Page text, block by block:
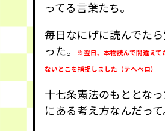
ってる言葉たち。
毎日なにげに読んでた
った。
※翌日、本物読んで間違えて
ないとこを捕捉しました（テヘペロ）
十七条憲法のもととな
にある考え方なんだって